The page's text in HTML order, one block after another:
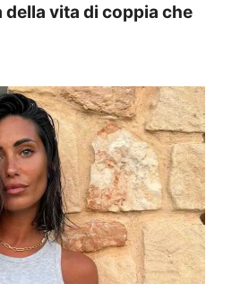
vita di coppia che